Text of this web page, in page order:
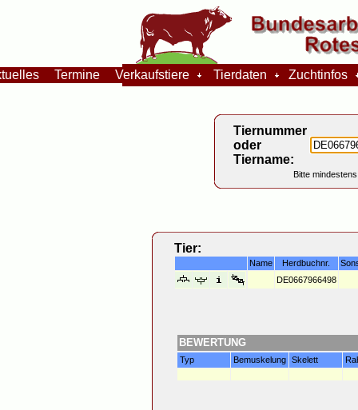
Termine Verkaufstiere Tierdaten Zuchtinfos
Tiernummer
oder
Tiername:
Bitte
Tier:
Name Herdbuchnr.
DE0667966498
BEWERTUNG
Typ Bemuskelung Skelett